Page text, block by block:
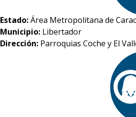
Estado:Área Metropolitana de
Municipio: Libertador
Dirección: Parroquias Coche y El